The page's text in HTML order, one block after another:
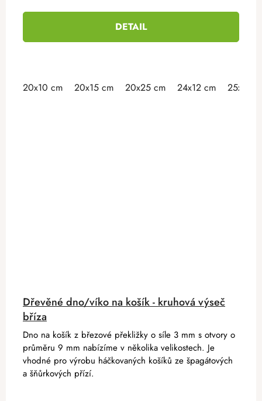
DETAIL
20x10 cm 20x15 cm 20x25 cm 24x12 cm 25x15
Dřevěné dno/víko na košík - kruhová výseč
bříza
Dno na košík z březové překližky o síle 3 mm s otvory o
průměru 9 mm nabízíme v několika velikostech. Je
vhodné pro výrobu háčkovaných košíků ze špagátových
a šňůrkových přízí.